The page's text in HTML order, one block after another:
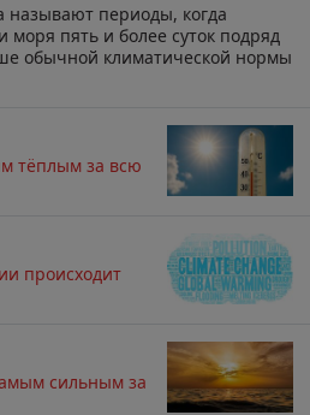
периоды, когда
моря пять и более суток подряд
обычной климатической нормы
тёплым за всю
происходит
сильным за